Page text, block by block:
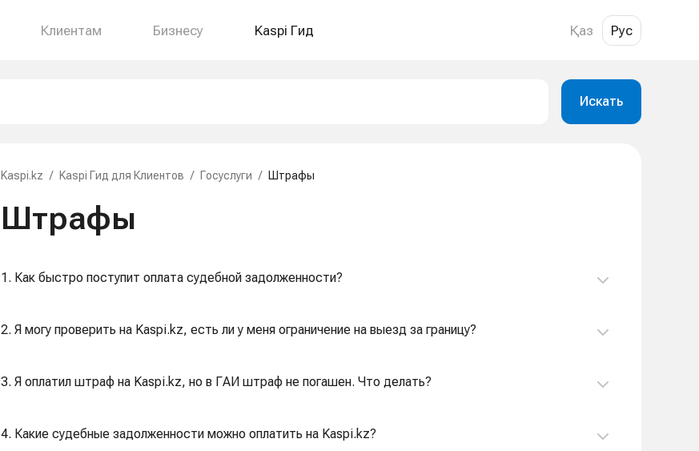
Клиентам Бизнесу Kaspi Гид Қаз Рус
Искать
Kaspi.kz / Kaspi Гид для Клиентов / Госуслуги / Штрафы
Штрафы
1. Как быстро поступит оплата судебной задолженности?
2. Я могу проверить на Kaspi.kz, есть ли у меня ограничение на выезд за границу?
3. Я оплатил штраф на Kaspi.kz, но в ГАИ штраф не погашен. Что делать?
4. Какие судебные задолженности можно оплатить на Kaspi.kz?